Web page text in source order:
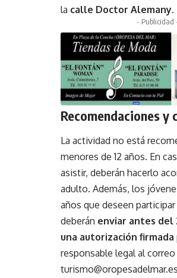
la calle Doctor Alemany.
- Publicidad
Recomendaciones y
La actividad no está
menores de 12 años. En
asistir, deberán hacerlo
adulto. Además, los
años que deseen
deberán enviar antes del
una autorización firmada
responsable legal al correo
turismo@oropesadelmar.es